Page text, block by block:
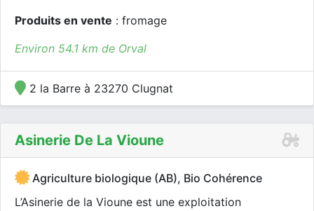
Produits en vente : fromage
Environ 54.1 km de Orval
2 la Barre à 23270 Clugnat
Asinerie De La Vioune
Agriculture biologique (AB), Bio Cohérence
L’Asinerie de la Vioune est une exploitation